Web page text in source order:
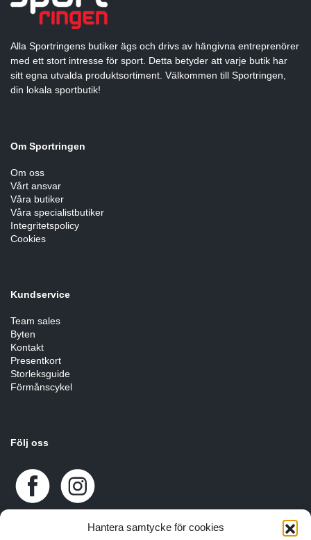
Hantera samtycke för cookies
Alla Sportringens butiker ägs och drivs av hängivna entreprenörer
med ett stort intresse för sport. Detta betyder att varje butik har
sitt egna utvalda produktsortiment. Välkommen till Sportringen,
din lokala sportbutik!
Om Sportringen
Om oss
Vårt ansvar
Våra butiker
Våra specialistbutiker
Integritetspolicy
Cookies
Kundservice
Team sales
Byten
Kontakt
Presentkort
Storleksguide
Förmånscykel
Följ oss